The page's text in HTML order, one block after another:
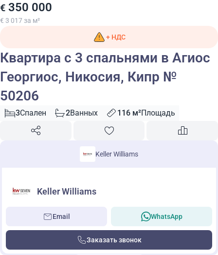
€ 350 000
€ 3 017 за м²
+ НДС
Квартира с 3 спальнями в Агиос
Георгиос, Никосия, Кипр №
50206
3Спален 2Ванных 116 м²Площадь
Keller Williams
Keller Williams
Email WhatsApp
Заказать звонок